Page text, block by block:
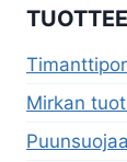
Mirkan